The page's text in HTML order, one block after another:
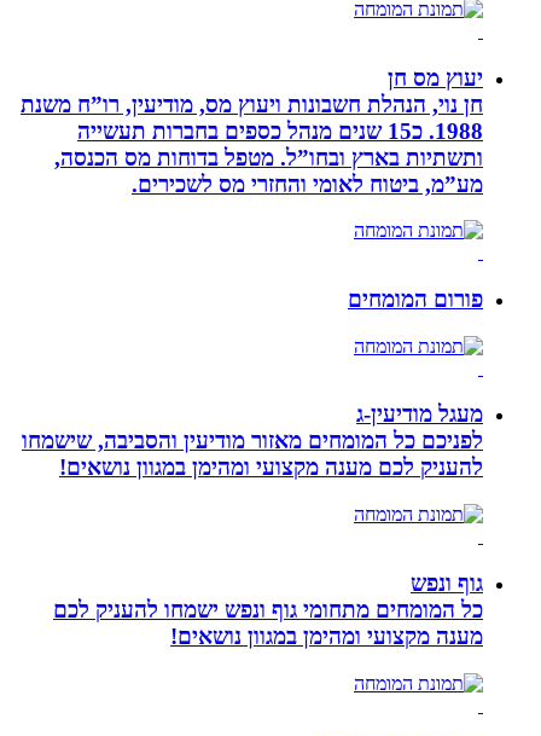
יעוץ מס חן
חן נוי, הנהלת חשבונות ויעוץ מס, מודיעין, רו”ח משנת
1988. כ15 שנים מנהל כספים בחברות תעשייה
ותשתיות בארץ ובחו”ל. מטפל בדוחות מס הכנסה,
מע”מ, ביטוח לאומי והחזרי מס לשכירים.
פורום המומחים
מעגל מודיעין-ג
לפניכם כל המומחים מאזור מודיעין והסביבה, שישמחו
להעניק לכם מענה מקצועי ומהימן במגוון נושאים!
גוף ונפש
כל המומחים מתחומי גוף ונפש ישמחו להעניק לכם
מענה מקצועי ומהימן במגוון נושאים!